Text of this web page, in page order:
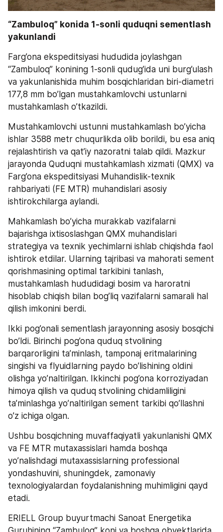
“Zambuloq” konida 1-sonli quduqni sementlash
yakunlandi
Farg’ona ekspeditsiyasi hududida joylashgan
“Zambuloq” konining 1-sonli qudug’ida uni burg’ulash
va yakunlanishida muhim bosqichlaridan biri-diametri
177,8 mm bo’lgan mustahkamlovchi ustunlarni
mustahkamlash o’tkazildi.
Mustahkamlovchi ustunni mustahkamlash bo’yicha
ishlar 3588 metr chuqurlikda olib borildi, bu esa aniq
rejalashtirish va qat’iy nazoratni talab qildi. Mazkur
jarayonda Quduqni mustahkamlash xizmati (QMX) va
Farg’ona ekspeditsiyasi Muhandislik-texnik
rahbariyati (FE MTR) muhandislari asosiy
ishtirokchilarga aylandi.
Mahkamlash bo’yicha murakkab vazifalarni
bajarishga ixtisoslashgan QMX muhandislari
strategiya va texnik yechimlarni ishlab chiqishda faol
ishtirok etdilar. Ularning tajribasi va mahorati sement
qorishmasining optimal tarkibini tanlash,
mustahkamlash hududidagi bosim va haroratni
hisoblab chiqish bilan bog’liq vazifalarni samarali hal
qilish imkonini berdi.
Ikki pog’onali sementlash jarayonning asosiy bosqichi
bo’ldi. Birinchi pog’ona quduq stvolining
barqarorligini ta’minlash, tamponaj eritmalarining
singishi va flyuidlarning paydo bo’lishining oldini
olishga yo’naltirilgan. Ikkinchi pog’ona korroziyadan
himoya qilish va quduq stvolining chidamliligini
ta’minlashga yo’naltirilgan sement tarkibi qo’llashni
o’z ichiga olgan.
Ushbu bosqichning muvaffaqiyatli yakunlanishi QMX
va FE MTR mutaxassislari hamda boshqa
yo’nalishdagi mutaxassislarning professional
yondashuvini, shuningdek, zamonaviy
texnologiyalardan foydalanishning muhimligini qayd
etadi.
ERIELL Group buyurtmachi Sanoat Energetika